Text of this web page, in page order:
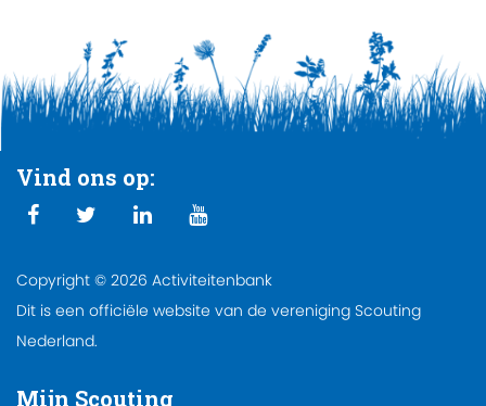
Vind ons op:
Copyright © 2026 Activiteitenbank
Dit is een officiële website van de vereniging Scouting
Nederland.
Mijn Scouting